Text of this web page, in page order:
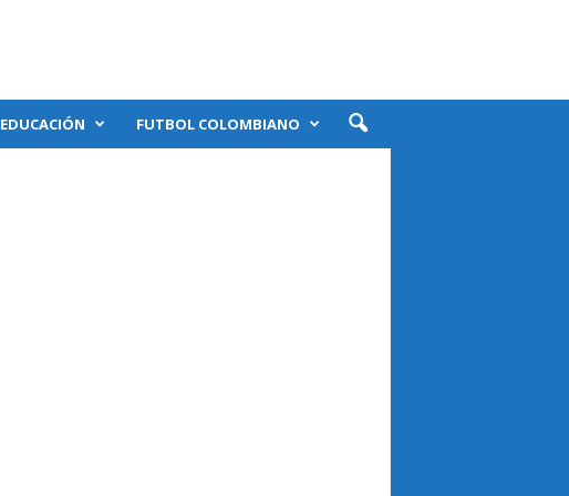
EDUCACIÓN FUTBOL COLOMBIANO